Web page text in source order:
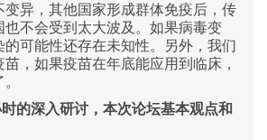
变异，其他国家形成群体免疫后，传
也不会受到太大波及。如果病毒变
的可能性还存在未知性。另外，我们
，如果疫苗在年底能应用到临床，
的深入研讨，本次论坛基本观点和